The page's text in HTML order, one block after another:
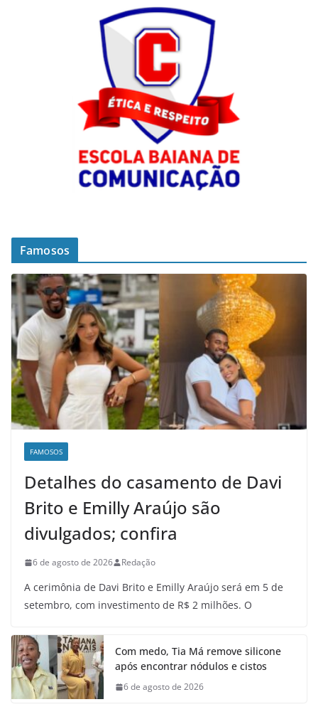
Famosos
FAMOSOS
Detalhes do casamento de Davi
Brito e Emilly Araújo são
divulgados; confira
6 de agosto de 2026 Redação
A cerimônia de Davi Brito e Emilly Araújo será em 5 de
setembro, com investimento de R$ 2 milhões. O
Com medo, Tia Má remove silicone
após encontrar nódulos e cistos
6 de agosto de 2026